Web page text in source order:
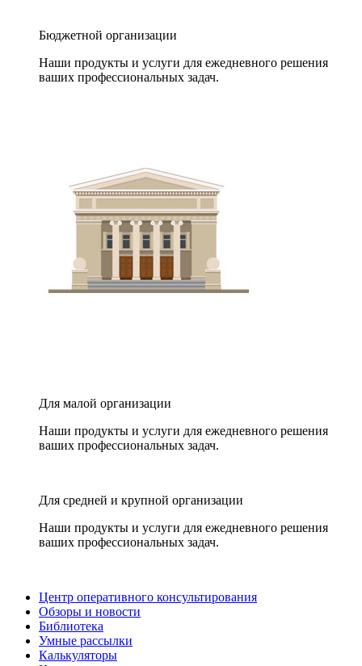
Бюджетной организации
Наши продукты и услуги для ежедневного решения
ваших профессиональных задач.
Для малой организации
Наши продукты и услуги для ежедневного решения
ваших профессиональных задач.
Для средней и крупной организации
Наши продукты и услуги для ежедневного решения
ваших профессиональных задач.
Центр оперативного консультирования
Обзоры и новости
Библиотека
Умные рассылки
Калькуляторы